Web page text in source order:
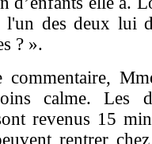
l'un des deux lui
? ».
calme. Les
revenus 15
rentrer